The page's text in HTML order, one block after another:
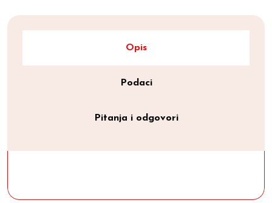
Opis
Podaci
Pitanja i odgovori